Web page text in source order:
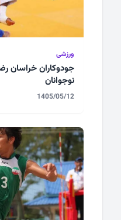
ورزشی
جودوکاران خراسان
نوجوانان
1405/05/12